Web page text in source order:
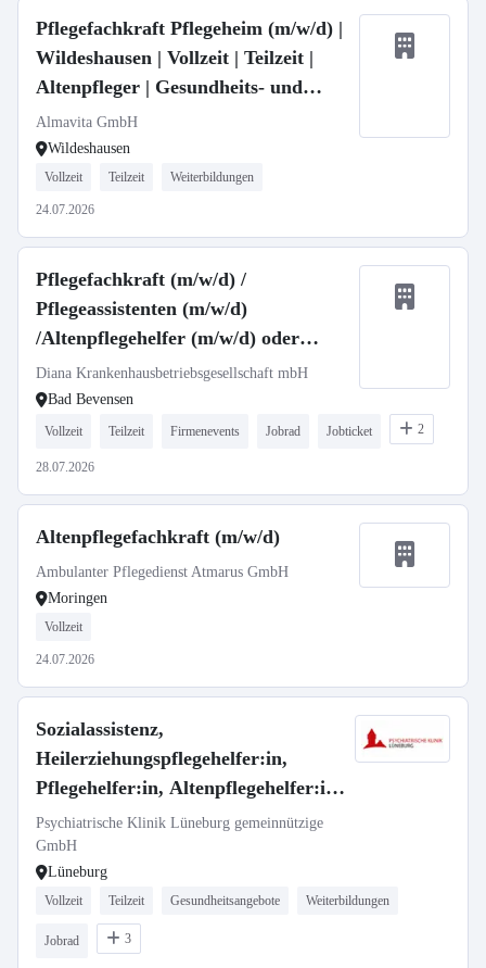
Pflegefachkraft Pflegeheim (m/w/d) |
Wildeshausen | Vollzeit | Teilzeit |
Altenpfleger | Gesundheits- und
Krankenpfleger | Pflegefachfrau |
Pflegefachmann |
Almavita GmbH
Wildeshausen
Vollzeit Teilzeit Weiterbildungen
24.07.2026
Pflegefachkraft (m/w/d) /
Pflegeassistenten (m/w/d)
/Altenpflegehelfer (m/w/d) oder
Krankenpflegehelfer (m/w/d)
Diana Krankenhausbetriebsgesellschaft mbH
Bad Bevensen
Vollzeit Teilzeit Firmenevents Jobrad Jobticket 2
28.07.2026
Altenpflegefachkraft (m/w/d)
Ambulanter Pflegedienst Atmarus GmbH
Moringen
Vollzeit
24.07.2026
Sozialassistenz,
Heilerziehungspflegehelfer:in,
Pflegehelfer:in, Altenpflegehelfer:in
Wohngruppen
Psychiatrische Klinik Lüneburg gemeinnützige
GmbH
Lüneburg
Vollzeit Teilzeit Gesundheitsangebote Weiterbildungen
Jobrad 3